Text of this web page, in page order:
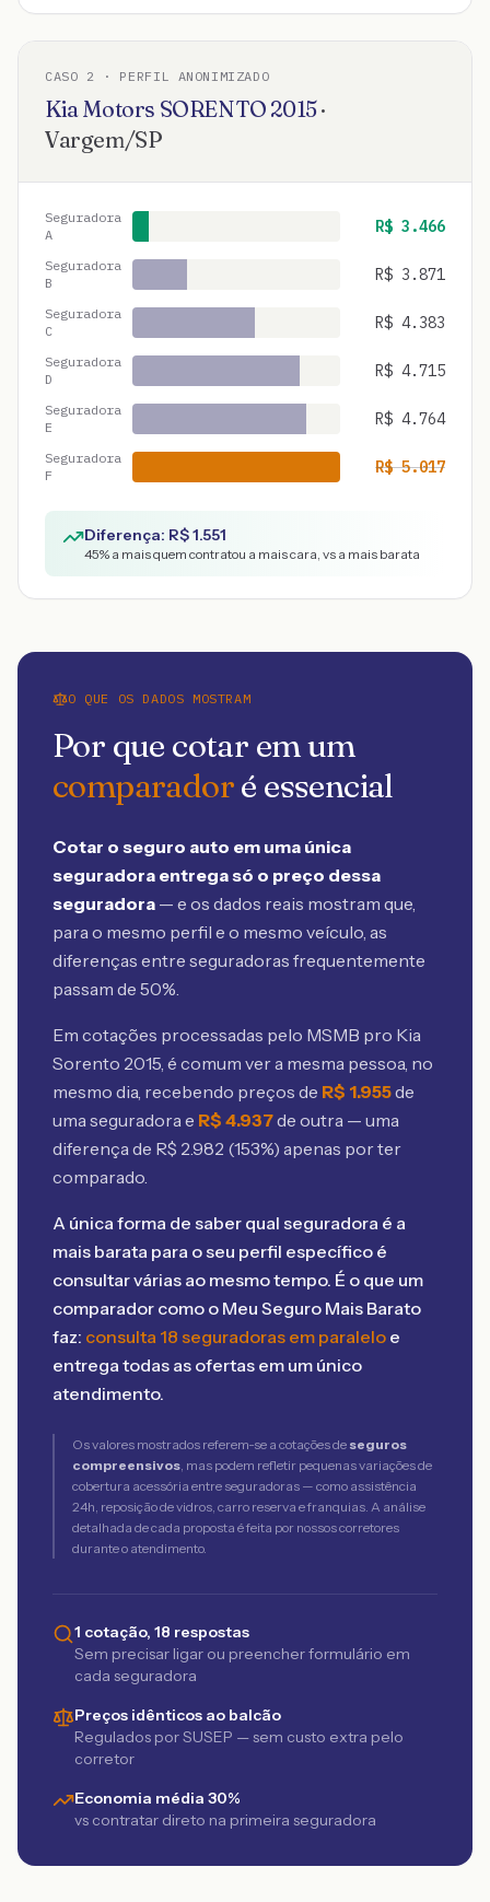
CASO 2 · PERFIL ANONIMIZADO
Kia Motors SORENTO 2015·
Vargem/SP
Seguradora
A
R$ 3.466
Seguradora
B
R$ 3.871
Seguradora
C
R$ 4.383
Seguradora
D
R$ 4.715
Seguradora
E
R$ 4.764
Seguradora
F
R$5.017
Diferença: R$1.551
45% a mais quem contratou a mais cara, vs a mais barata
O QUE OS DADOS MOSTRAM
Por que cotar em um
comparadoré essencial
Cotar o seguro auto em uma única
seguradora entrega só o preço dessa
seguradora — e os dados reais mostram que,
para o mesmo perfil e o mesmo veículo, as
diferenças entre seguradoras frequentemente
passam de 50%.
Em cotações processadas pelo MSMB pro Kia
Sorento 2015, é comum ver a mesma pessoa, no
mesmo dia, recebendo preços de R$ 1.955de
uma seguradora e R$ 4.937de outra — uma
diferença de R$ 2.982 (153%) apenas por ter
comparado.
A única forma de saber qual seguradora é a
mais barata para o seu perfil específico é
consultar várias ao mesmo tempo. É o que um
comparador como o Meu Seguro Mais Barato
faz: consulta 18 seguradoras em paralelo e
entrega todas as ofertas em um único
atendimento.
Os valores mostrados referem-se a cotações de seguros
compreensivos, mas podem refletir pequenas variações de
cobertura acessória entre seguradoras — como assistência
24h, reposição de vidros, carro reserva e franquias. A análise
detalhada de cada proposta é feita por nossos corretores
durante o atendimento.
1 cotação, 18 respostas
Sem precisar ligar ou preencher formulário em
cada seguradora
Preços idênticos ao balcão
Regulados por SUSEP — sem custo extra pelo
corretor
Economia média 30%
vs contratar direto na primeira seguradora